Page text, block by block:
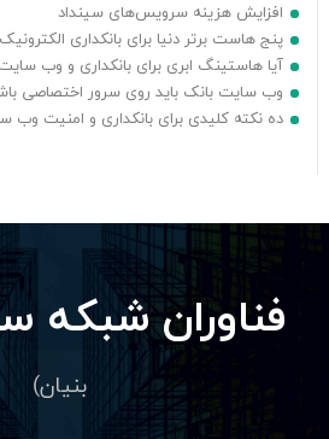
افزایش هزینه سرویس‌های سینداد
پنج هاست برتر دنیا برای بانکداری الکترونیک
آیا هاستینگ ابری برای بانکداری و وب
وب سایت بانک باید روی سرور اختصاصی
ده نکته کلیدی برای بانکداری و امنیت وب
فناوران شبکه
بنیان)